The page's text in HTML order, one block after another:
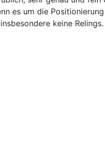
es um die
keine